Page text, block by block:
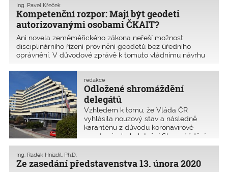
současný stav a očekávaný vývoj
vzájemného uznávání autorizací mezi
Českou republikou a UK.
Kompetenční rozpor: Mají být geodeti
autorizovanými osobami ČKAIT?
Ing. Pavel Křeček
Ani novela zeměměřického zákona neřeší možnost
disciplinárního řízení provinění geodetů bez úředního
oprávnění. V důvodové zprávě k tomuto vládnímu návrhu
do budoucna mohly přesunout do stavebního zákona.
Přesun geodetů do autorizačního zákona č. 360/1992 Sb.
by tedy znamenal značnou dvojkolejnost.
Odložené shromáždění
delegátů
redakce
Vzhledem k tomu, že Vláda ČR
vyhlásila nouzový stav a následně
karanténu z důvodu koronavirové
pandemie, bylo letošní Shromáždění
delegátů ČKAIT odloženo. O odložení
března 2020.
Ze zasedání představenstva 13. února 2020
Ing. Radek Hnízdil, Ph.D.